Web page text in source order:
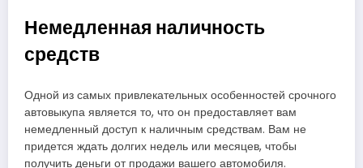
Немедленная наличность
средств
Одной из самых привлекательных особенностей срочного
автовыкупа является то, что он предоставляет вам
немедленный доступ к наличным средствам. Вам не
придется ждать долгих недель или месяцев, чтобы
получить деньги от продажи вашего автомобиля.